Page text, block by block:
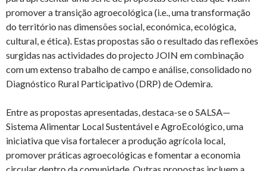
promover a transição agroecológica (i.e., uma transformação
do território nas dimensões social, económica, ecológica,
cultural, e ética). Estas propostas são o resultado das reflexões
surgidas nas actividades do projecto JOIN em combinação
com um extenso trabalho de campo e análise, consolidado no
Diagnóstico Rural Participativo (DRP) de Odemira.
Entre as propostas apresentadas, destaca-se o SALSA—
Sistema Alimentar Local Sustentável e AgroEcológico, uma
iniciativa que visa fortalecer a produção agrícola local,
promover práticas agroecológicas e fomentar a economia
circular dentro da comunidade. Outras propostas incluem a